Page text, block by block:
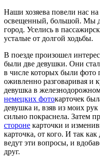
Наши хозяева повели нас
освещенный, большой. Мы
город. Уселись в
усталые от долгой ходьбы.
В поезде произошел
были две девушки. Они
в числе которых были фото
оживленно разговаривая и
девушка в
немецких фотокарточек
девушка и, взяв из моих рук
сильно покраснела. Затем
стороне карточки и
карточка, от кого. И так
ведут эти вопросы, и
друг.